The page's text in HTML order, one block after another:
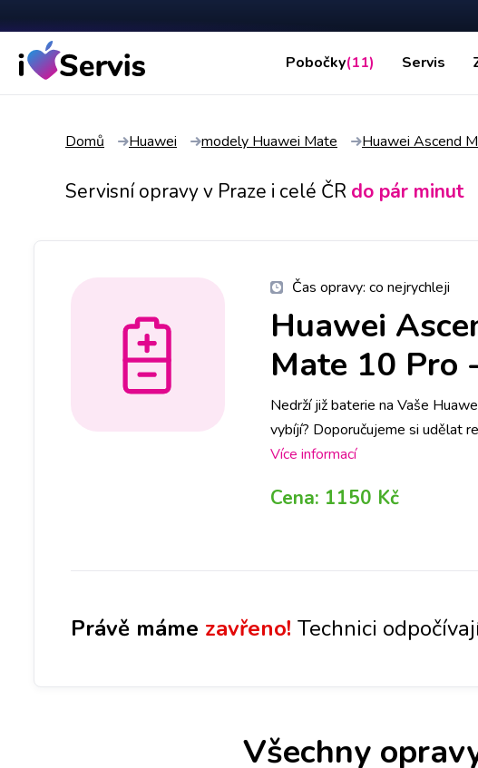
Pobočky(11) Servis
Domů Huawei modely Huawei Mate Huawei Ascend
Servisní opravy v Praze i celé ČR do pár minut
Čas opravy: co nejrychleji
Huawei
Mate 10 Pro
Nedrží již baterie na Vaše
vybíjí? Doporučujeme si udělat
abychom měli připravenou
Více informací
Cena: 1150 Kč
Právě máme zavřeno! Technici
Všechny